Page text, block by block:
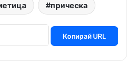
прическа
Копирай URL